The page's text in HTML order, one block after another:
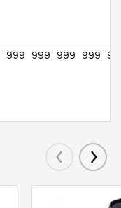
999 999 999 999
Eelmised